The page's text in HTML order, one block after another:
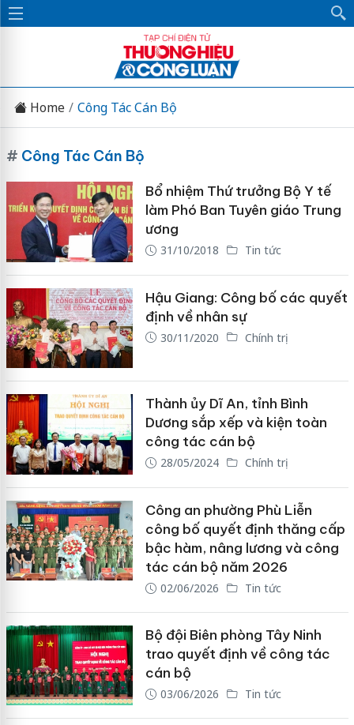
Home Công Tác Cán Bộ
# Công Tác Cán Bộ
Bổ nhiệm Thứ trưởng Bộ Y tế
làm Phó Ban Tuyên giáo Trung
ương
31/10/2018 Tin tức
Hậu Giang: Công bố các quyết
định về nhân sự
30/11/2020 Chính trị
Thành ủy Dĩ An, tỉnh Bình
Dương sắp xếp và kiện toàn
công tác cán bộ
28/05/2024 Chính trị
Công an phường Phù Liễn
công bố quyết định thăng cấp
bậc hàm, nâng lương và công
tác cán bộ năm 2026
02/06/2026 Tin tức
Bộ đội Biên phòng Tây Ninh
trao quyết định về công tác
cán bộ
03/06/2026 Tin tức